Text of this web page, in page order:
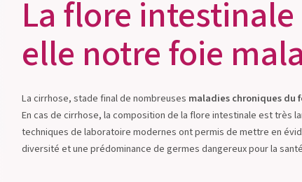
La flore
elle notre foie
La cirrhose, stade final de nombreuses maladies chroniques du
En cas de cirrhose, la composition de la flore intestinale est très
techniques de laboratoire modernes ont permis de mettre en
diversité et une prédominance de germes dangereux pour la